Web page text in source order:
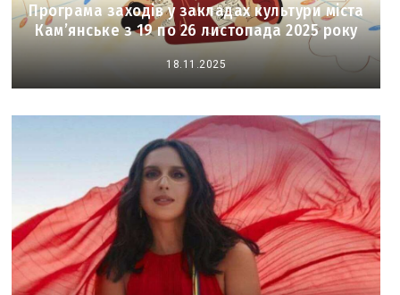
Програма заходів у закладах культури міста
Кам’янське з 19 по 26 листопада 2025 року
18.11.2025